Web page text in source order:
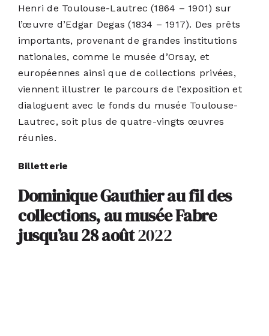
Henri de Toulouse-Lautrec (1864 – 1901) sur
l’œuvre d’Edgar Degas (1834 – 1917). Des prêts
importants, provenant de grandes institutions
nationales, comme le musée d’Orsay, et
européennes ainsi que de collections privées,
viennent illustrer le parcours de l’exposition et
dialoguent avec le fonds du musée Toulouse-
Lautrec, soit plus de quatre-vingts œuvres
réunies.
Billetterie
Dominique Gauthier au fil des
collections, au musée Fabre
jusqu’au 28 août2022